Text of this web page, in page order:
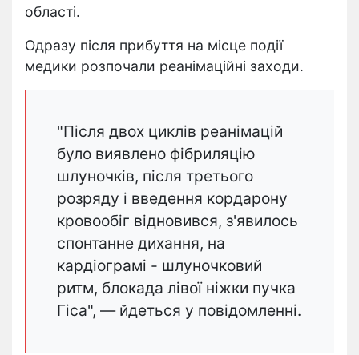
області.
Одразу після прибуття на місце події
медики розпочали реанімаційні заходи.
"Після двох циклів реанімацій
було виявлено фібриляцію
шлуночків, після третього
розряду і введення кордарону
кровообіг відновився, з'явилось
спонтанне дихання, на
кардіограмі - шлуночковий
ритм, блокада лівої ніжки пучка
Гіса", — йдеться у повідомленні.